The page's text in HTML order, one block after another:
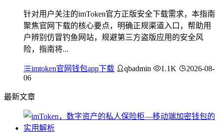
针对用户关注的imToken官方正版安全下载需求，本指南
聚焦官网下载的核心要点，明确正规渠道入口，帮助用
户辨别仿冒钓鱼网站，规避第三方盗版应用的安全风
险，指南将...
imtoken官网钱包app下载 qbadmin 1.1K
2026-08-
06
最新文章